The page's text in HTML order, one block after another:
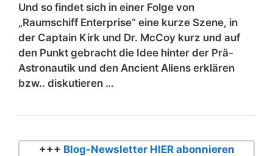
Und so findet sich in einer Folge von
„Raumschiff Enterprise“ eine kurze Szene, in
der Captain Kirk und Dr. McCoy kurz und auf
den Punkt gebracht die Idee hinter der Prä-
Astronautik und den Ancient Aliens erklären
bzw.. diskutieren …
+++ Blog-Newsletter HIER abonnieren